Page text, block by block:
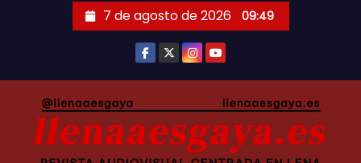
7 de agosto de 2026 09:49